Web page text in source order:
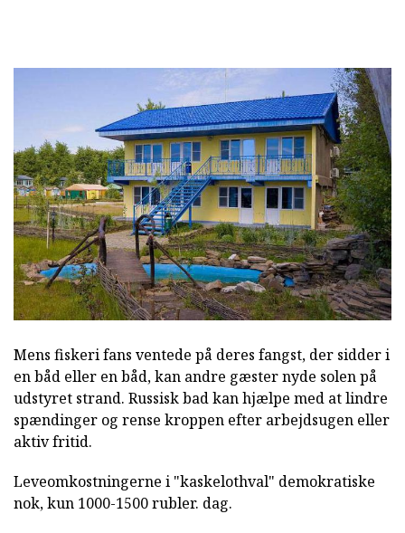
Mens fiskeri fans ventede på deres fangst, der sidder i
en båd eller en båd, kan andre gæster nyde solen på
udstyret strand. Russisk bad kan hjælpe med at lindre
spændinger og rense kroppen efter arbejdsugen eller
aktiv fritid.
Leveomkostningerne i "kaskelothval" demokratiske
nok, kun 1000-1500 rubler. dag.